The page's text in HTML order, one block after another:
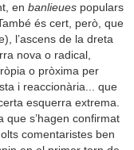
en banlieuespopulars
és cert, però, que
l’ascens de la dreta
nova o radical,
o pròxima per
i reaccionària... que
esquerra extrema.
s’hagen confirmat
comentaristes ben